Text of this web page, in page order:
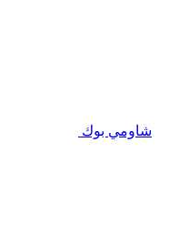
شاومي بوك